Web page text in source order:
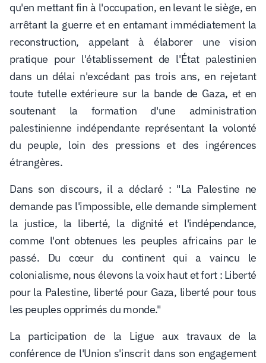
qu'en mettant fin à l'occupation, en levant le siège, en
arrêtant la guerre et en entamant immédiatement la
reconstruction, appelant à élaborer une vision
pratique pour l'établissement de l'État palestinien
dans un délai n'excédant pas trois ans, en rejetant
toute tutelle extérieure sur la bande de Gaza, et en
soutenant la formation d'une administration
palestinienne indépendante représentant la volonté
du peuple, loin des pressions et des ingérences
étrangères.
Dans son discours, il a déclaré : "La Palestine ne
demande pas l'impossible, elle demande simplement
la justice, la liberté, la dignité et l'indépendance,
comme l'ont obtenues les peuples africains par le
passé. Du cœur du continent qui a vaincu le
colonialisme, nous élevons la voix haut et fort : Liberté
pour la Palestine, liberté pour Gaza, liberté pour tous
les peuples opprimés du monde."
La participation de la Ligue aux travaux de la
conférence de l'Union s'inscrit dans son engagement